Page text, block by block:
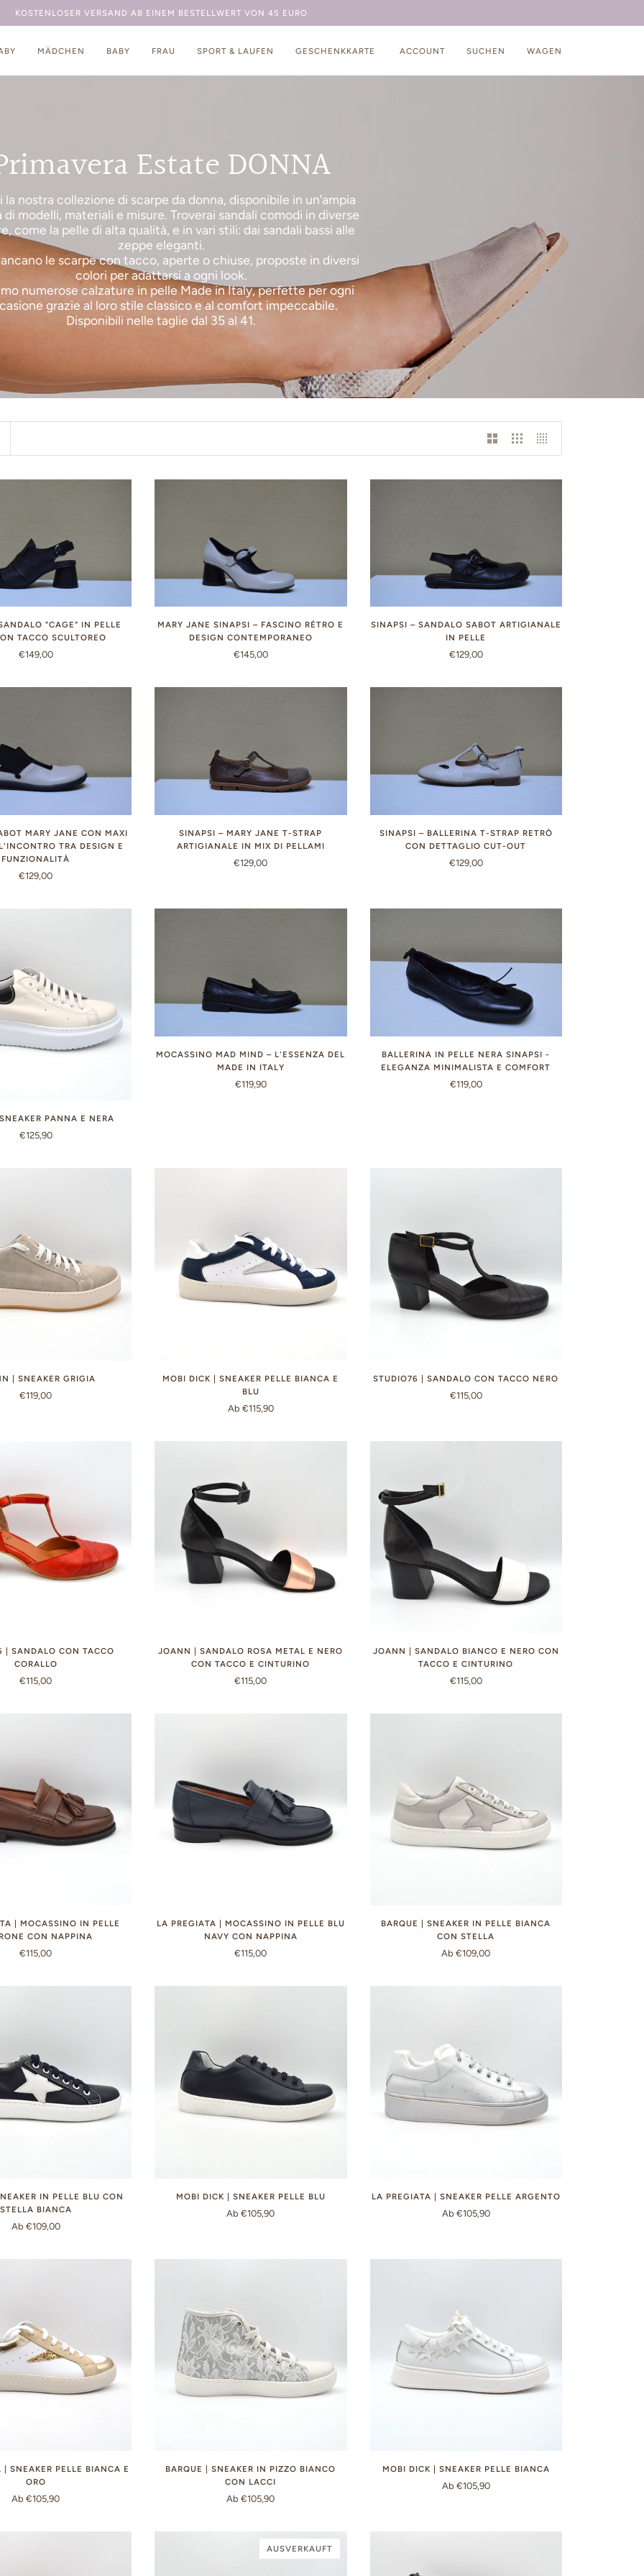
KOSTENLOSE LIEFERUNG UND UMTAUSCH NACH HAUSE 3770880189
MÄDCHEN BABY FRAU SPORT & LAUFEN GESCHENKKARTE ACCOUNT SUCHEN WAGEN
Estate DONNA
la nostra collezione di scarpe da donna, disponibile in un’ampia
di modelli, materiali e misure. Troverai sandali comodi in diverse
come la pelle di alta qualità, e in vari stili: dai sandali bassi alle
zeppe eleganti.
le scarpe con tacco, aperte o chiuse, proposte in diversi
colori per adattarsi a ogni look.
numerose calzature in pelle Made in Italy, perfette per ogni
grazie al loro stile classico e al comfort impeccabile.
Disponibili nelle taglie dal 35 al 41.
"CAGE" IN PELLE
TACCO SCULTOREO
€149,00
MARY JANE SINAPSI – FASCINO RÉTRO E
DESIGN CONTEMPORANEO
€145,00
SINAPSI – SANDALO SABOT ARTIGIANALE
IN PELLE
€129,00
MARY JANE CON MAXI
TRA DESIGN E
FUNZIONALITÀ
€129,00
SINAPSI – MARY JANE T-STRAP
ARTIGIANALE IN MIX DI PELLAMI
€129,00
SINAPSI – BALLERINA T-STRAP RETRÒ
CON DETTAGLIO CUT-OUT
€129,00
PANNA E NERA
€125,90
MOCASSINO MAD MIND – L'ESSENZA DEL
MADE IN ITALY
€119,90
BALLERINA IN PELLE NERA SINAPSI -
ELEGANZA MINIMALISTA E COMFORT
€119,00
| SNEAKER GRIGIA
€119,00
MOBI DICK | SNEAKER PELLE BIANCA E
BLU
Ab €115,90
STUDIO76 | SANDALO CON TACCO NERO
€115,00
| SANDALO CON TACCO
CORALLO
€115,00
JOANN | SANDALO ROSA METAL E NERO
CON TACCO E CINTURINO
€115,00
JOANN | SANDALO BIANCO E NERO CON
TACCO E CINTURINO
€115,00
| MOCASSINO IN PELLE
CON NAPPINA
€115,00
LA PREGIATA | MOCASSINO IN PELLE BLU
NAVY CON NAPPINA
€115,00
BARQUE | SNEAKER IN PELLE BIANCA
CON STELLA
Ab €109,00
IN PELLE BLU CON
STELLA BIANCA
Ab €109,00
MOBI DICK | SNEAKER PELLE BLU
Ab €105,90
LA PREGIATA | SNEAKER PELLE ARGENTO
Ab €105,90
| SNEAKER PELLE BIANCA E
ORO
Ab €105,90
BARQUE | SNEAKER IN PIZZO BIANCO
CON LACCI
Ab €105,90
MOBI DICK | SNEAKER PELLE BIANCA
Ab €105,90
AUSVERKAUFT